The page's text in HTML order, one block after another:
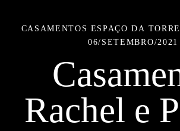
CASAMENTOS ESPAÇO DA
06/SETEMBRO/2021
Rachel e